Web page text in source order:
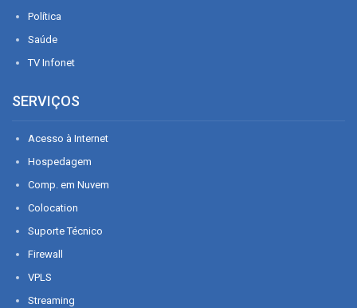
Política
Saúde
TV Infonet
SERVIÇOS
Acesso à Internet
Hospedagem
Comp. em Nuvem
Colocation
Suporte Técnico
Firewall
VPLS
Streaming